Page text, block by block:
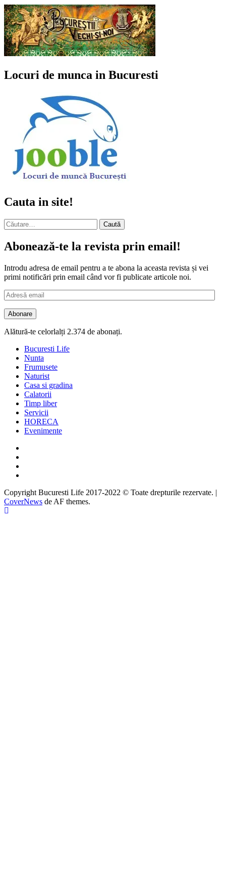
Locuri de munca in Bucuresti
Cauta in site!
Caută
după:
Abonează-te la revista prin email!
Introdu adresa de email pentru a te abona la aceasta revista și vei
primi notificări prin email când vor fi publicate articole noi.
Adresă
email
Abonare
Alătură-te celorlalți 2.374 de abonați.
Bucuresti Life
Nunta
Frumusete
Naturist
Casa si gradina
Calatorii
Timp liber
Servicii
HORECA
Evenimente
Copyright Bucuresti Life 2017-2022 © Toate drepturile rezervate. |
CoverNews de AF themes.